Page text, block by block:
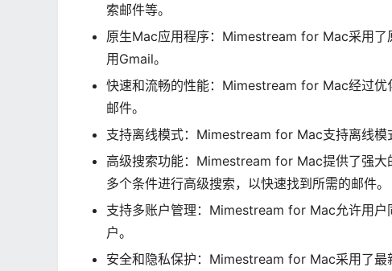
索邮件等。
原生Mac应用程序：Mimestream for Mac采用了
用Gmail。
快速和流畅的性能：Mimestream for Mac经过优
邮件。
支持离线模式：Mimestream for Mac支持离线模
高级搜索功能：Mimestream for Mac提供了强大
多个条件进行高级搜索，以快速找到所需的邮件。
支持多账户管理：Mimestream for Mac允许用
户。
安全和隐私保护：Mimestream for Mac采用了最